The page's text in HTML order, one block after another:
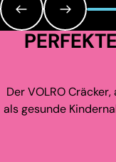
Der VOLRO
als gesunde